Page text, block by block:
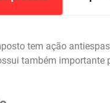
tem ação
também importante